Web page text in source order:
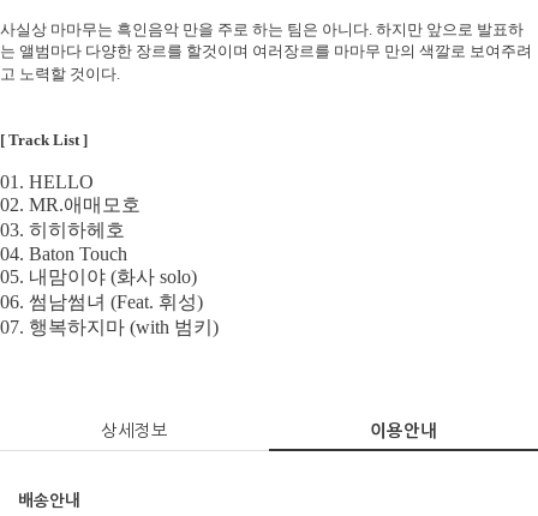
사실상 마마무는 흑인음악 만을 주로 하는 팀은 아니다. 하지만 앞으로 발표하
는 앨범마다 다양한 장르를 할것이며 여러장르를 마마무 만의 색깔로 보여주려
고 노력할 것이다.
[ Track List ]
01. HELLO
02. MR.애매모호
03. 히히하헤호
04. Baton Touch
05. 내맘이야 (화사 solo)
06. 썸남썸녀 (Feat. 휘성)
07. 행복하지마 (with 범키 )
상세정보 이용안내
배송안내